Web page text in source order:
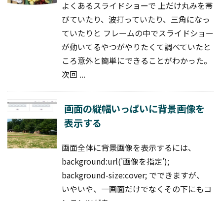
よくあるスライドショーで 上だけ丸みを帯
びていたり、波打っていたり、三角になっ
ていたりと フレームの中でスライドショー
が動いてるやつがやりたくて調べていたと
ころ意外と簡単にできることがわかった。
次回 ...
画面の縦幅いっぱいに背景画像を
表示する
画面全体に背景画像を表示するには、
background:url('画像を指定');
background-size:cover; でできますが、
いやいや、一画面だけでなくその下にもコ